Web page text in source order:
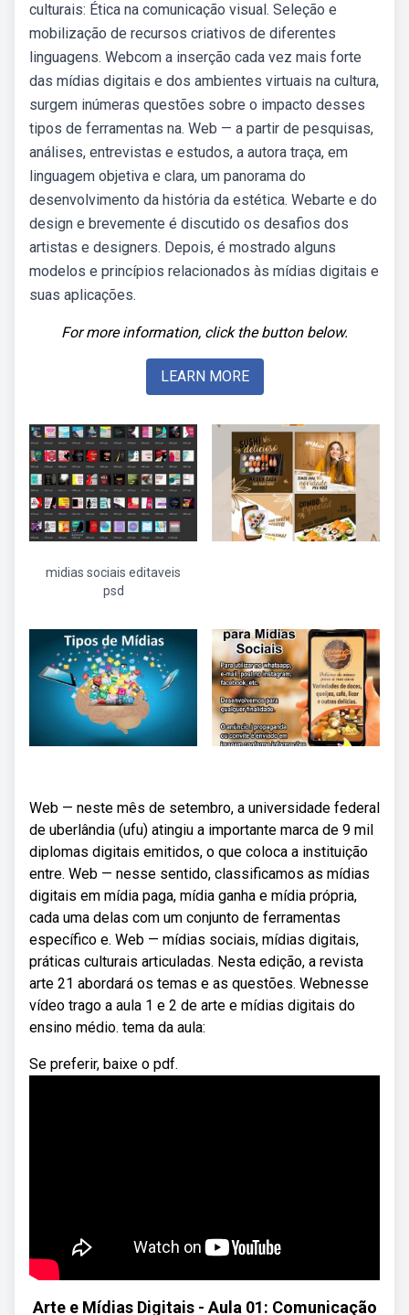
culturais: Ética na comunicação visual. Seleção e
mobilização de recursos criativos de diferentes
linguagens. Webcom a inserção cada vez mais forte
das mídias digitais e dos ambientes virtuais na cultura,
surgem inúmeras questões sobre o impacto desses
tipos de ferramentas na. Web — a partir de pesquisas,
análises, entrevistas e estudos, a autora traça, em
linguagem objetiva e clara, um panorama do
desenvolvimento da história da estética. Webarte e do
design e brevemente é discutido os desafios dos
artistas e designers. Depois, é mostrado alguns
modelos e princípios relacionados às mídias digitais e
suas aplicações.
For more information, click the button below.
LEARN MORE
midias sociais editaveis
psd
Web — neste mês de setembro, a universidade federal
de uberlândia (ufu) atingiu a importante marca de 9 mil
diplomas digitais emitidos, o que coloca a instituição
entre. Web — nesse sentido, classificamos as mídias
digitais em mídia paga, mídia ganha e mídia própria,
cada uma delas com um conjunto de ferramentas
específico e. Web — mídias sociais, mídias digitais,
práticas culturais articuladas. Nesta edição, a revista
arte 21 abordará os temas e as questões. Webnesse
vídeo trago a aula 1 e 2 de arte e mídias digitais do
ensino médio. tema da aula:
Se preferir, baixe o pdf.
Arte e Mídias Digitais - Aula 01: Comunicação